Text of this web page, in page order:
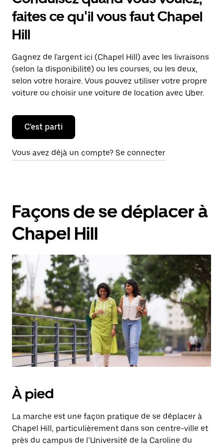
faites ce qu'il vous faut Chapel
Hill
Gagnez de l'argent ici (Chapel Hill) avec les livraisons
(selon la disponibilité) ou les courses, ou les deux,
selon votre horaire. Vous pouvez utiliser votre propre
voiture ou choisir une voiture de location avec Uber.
C'est parti
Vous avez déjà un compte? Se connecter
Façons de se déplacer à
Chapel Hill
À pied
La marche est une façon pratique de se déplacer à
Chapel Hill, particulièrement dans son centre-ville et
près du campus de l’Université de la Caroline du